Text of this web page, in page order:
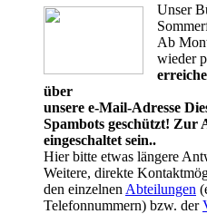
Unser
Ab
wieder
über
unsere e-Mail-Adresse
Spambots geschützt! Zur
eingeschaltet sein..
Hier bitte etwas längere
Weitere, direkte
den einzelnen Abteilungen
Telefonnummern) bzw. der